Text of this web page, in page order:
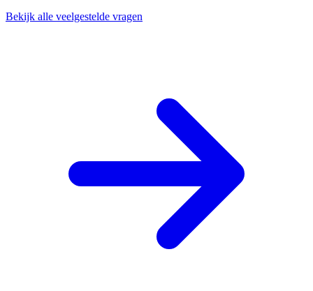
Bekijk alle veelgestelde vragen